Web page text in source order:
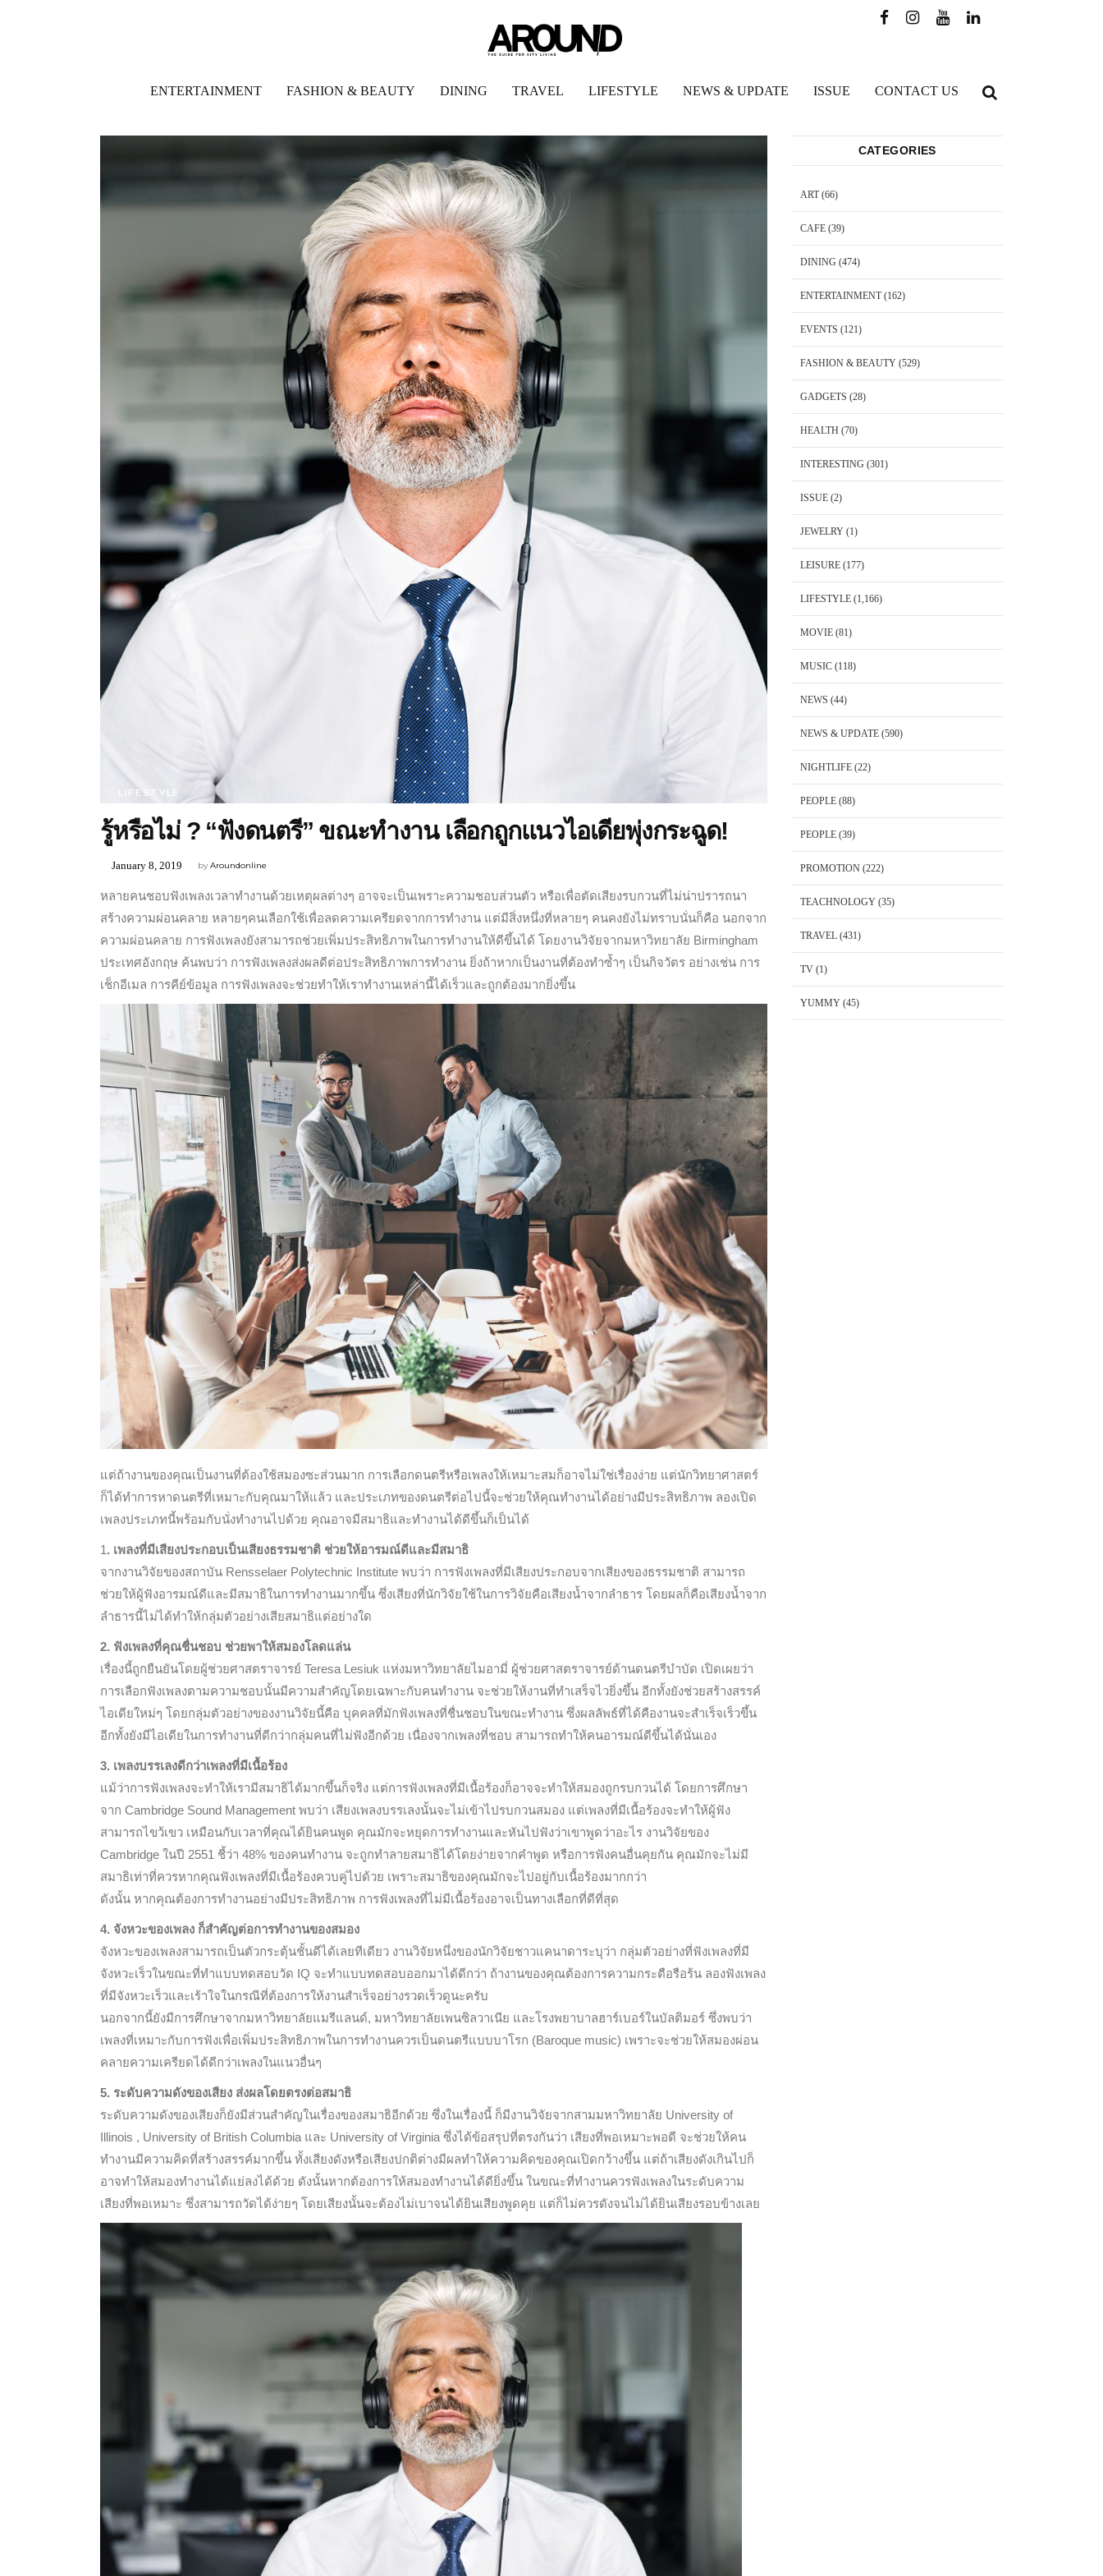
ENTERTAINMENT FASHION & BEAUTY DINING TRAVEL LIFESTYLE NEWS & UPDATE ISSUE CONTACT US
LIFESTYLE
รู้หรือไม่ ? “ฟังดนตรี” ขณะทำงาน เลือกถูกแนวไอเดียพุ่งกระฉูด!
byAroundonline
January 8, 2019
หลายคนชอบฟังเพลงเวลาทำงานด้วยเหตุผลต่างๆ อาจจะเป็นเพราะความชอบส่วนตัว หรือเพื่อตัดเสียงรบกวนที่ไม่น่าปรารถนา
สร้างความผ่อนคลาย หลายๆคนเลือกใช้เพื่อลดความเครียดจากการทำงาน แต่มีสิ่งหนึ่งที่หลายๆ คนคงยังไม่ทราบนั่นก็คือ นอกจาก
ความผ่อนคลาย การฟังเพลงยังสามารถช่วยเพิ่มประสิทธิภาพในการทำงานให้ดีขึ้นได้ โดยงานวิจัยจากมหาวิทยาลัย Birmingham
ประเทศอังกฤษ ค้นพบว่า การฟังเพลงส่งผลดีต่อประสิทธิภาพการทำงาน ยิ่งถ้าหากเป็นงานที่ต้องทำซ้ำๆ เป็นกิจวัตร อย่างเช่น การ
เช็กอีเมล การคีย์ข้อมูล การฟังเพลงจะช่วยทำให้เราทำงานเหล่านี้ได้เร็วและถูกต้องมากยิ่งขึ้น
แต่ถ้างานของคุณเป็นงานที่ต้องใช้สมองซะส่วนมาก การเลือกดนตรีหรือเพลงให้เหมาะสมก็อาจไม่ใช่เรื่องง่าย แต่นักวิทยาศาสตร์
ก็ได้ทำการหาดนตรีที่เหมาะกับคุณมาให้แล้ว และประเภทของดนตรีต่อไปนี้จะช่วยให้คุณทำงานได้อย่างมีประสิทธิภาพ ลองเปิด
เพลงประเภทนี้พร้อมกับนั่งทำงานไปด้วย คุณอาจมีสมาธิและทำงานได้ดีขึ้นก็เป็นได้
1. เพลงที่มีเสียงประกอบเป็นเสียงธรรมชาติ ช่วยให้อารมณ์ดีและมีสมาธิ
จากงานวิจัยของสถาบัน Rensselaer Polytechnic Institute พบว่า การฟังเพลงที่มีเสียงประกอบจากเสียงของธรรมชาติ สามารถ
ช่วยให้ผู้ฟังอารมณ์ดีและมีสมาธิในการทำงานมากขึ้น ซึ่งเสียงที่นักวิจัยใช้ในการวิจัยคือเสียงน้ำจากลำธาร โดยผลก็คือเสียงน้ำจาก
ลำธารนี้ไม่ได้ทำให้กลุ่มตัวอย่างเสียสมาธิแต่อย่างใด
2. ฟังเพลงที่คุณชื่นชอบ ช่วยพาให้สมองโลดแล่น
เรื่องนี้ถูกยืนยันโดยผู้ช่วยศาสตราจารย์ Teresa Lesiuk แห่งมหาวิทยาลัยไมอามี่ ผู้ช่วยศาสตราจารย์ด้านดนตรีบำบัด เปิดเผยว่า
การเลือกฟังเพลงตามความชอบนั้นมีความสำคัญโดยเฉพาะกับคนทำงาน จะช่วยให้งานที่ทำเสร็จไวยิ่งขึ้น อีกทั้งยังช่วยสร้างสรรค์
ไอเดียใหม่ๆ โดยกลุ่มตัวอย่างของงานวิจัยนี้คือ บุคคลที่มักฟังเพลงที่ชื่นชอบในขณะทำงาน ซึ่งผลลัพธ์ที่ได้คืองานจะสำเร็จเร็วขึ้น
อีกทั้งยังมีไอเดียในการทำงานที่ดีกว่ากลุ่มคนที่ไม่ฟังอีกด้วย เนื่องจากเพลงที่ชอบ สามารถทำให้คนอารมณ์ดีขึ้นได้นั่นเอง
3. เพลงบรรเลงดีกว่าเพลงที่มีเนื้อร้อง
แม้ว่าการฟังเพลงจะทำให้เรามีสมาธิได้มากขึ้นก็จริง แต่การฟังเพลงที่มีเนื้อร้องก็อาจจะทำให้สมองถูกรบกวนได้ โดยการศึกษา
จาก Cambridge Sound Management พบว่า เสียงเพลงบรรเลงนั้นจะไม่เข้าไปรบกวนสมอง แต่เพลงที่มีเนื้อร้องจะทำให้ผู้ฟัง
สามารถไขว้เขว เหมือนกับเวลาที่คุณได้ยินคนพูด คุณมักจะหยุดการทำงานและหันไปฟังว่าเขาพูดว่าอะไร งานวิจัยของ
Cambridge ในปี 2551 ชี้ว่า 48% ของคนทำงาน จะถูกทำลายสมาธิได้โดยง่ายจากคำพูด หรือการฟังคนอื่นคุยกัน คุณมักจะไม่มี
สมาธิเท่าที่ควรหากคุณฟังเพลงที่มีเนื้อร้องควบคู่ไปด้วย เพราะสมาธิของคุณมักจะไปอยู่กับเนื้อร้องมากกว่า
ดังนั้น หากคุณต้องการทำงานอย่างมีประสิทธิภาพ การฟังเพลงที่ไม่มีเนื้อร้องอาจเป็นทางเลือกที่ดีที่สุด
4. จังหวะของเพลง ก็สำคัญต่อการทำงานของสมอง
จังหวะของเพลงสามารถเป็นตัวกระตุ้นชั้นดีได้เลยทีเดียว งานวิจัยหนึ่งของนักวิจัยชาวแคนาดาระบุว่า กลุ่มตัวอย่างที่ฟังเพลงที่มี
จังหวะเร็วในขณะที่ทำแบบทดสอบวัด IQ จะทำแบบทดสอบออกมาได้ดีกว่า ถ้างานของคุณต้องการความกระตือรือร้น ลองฟังเพลง
ที่มีจังหวะเร็วและเร้าใจในกรณีที่ต้องการให้งานสำเร็จอย่างรวดเร็วดูนะครับ
นอกจากนี้ยังมีการศึกษาจากมหาวิทยาลัยแมรีแลนด์, มหาวิทยาลัยเพนซิลวาเนีย และโรงพยาบาลฮาร์เบอร์ในบัลติมอร์ ซึ่งพบว่า
เพลงที่เหมาะกับการฟังเพื่อเพิ่มประสิทธิภาพในการทำงานควรเป็นดนตรีแบบบาโรก (Baroque music) เพราะจะช่วยให้สมองผ่อน
คลายความเครียดได้ดีกว่าเพลงในแนวอื่นๆ
5. ระดับความดังของเสียง ส่งผลโดยตรงต่อสมาธิ
ระดับความดังของเสียงก็ยังมีส่วนสำคัญในเรื่องของสมาธิอีกด้วย ซึ่งในเรื่องนี้ ก็มีงานวิจัยจากสามมหาวิทยาลัย University of
Illinois , University of British Columbia และ University of Virginia ซึ่งได้ข้อสรุปที่ตรงกันว่า เสียงที่พอเหมาะพอดี จะช่วยให้คน
ทำงานมีความคิดที่สร้างสรรค์มากขึ้น ทั้งเสียงดังหรือเสียงปกติต่างมีผลทำให้ความคิดของคุณเปิดกว้างขึ้น แต่ถ้าเสียงดังเกินไปก็
อาจทำให้สมองทำงานได้แย่ลงได้ด้วย ดังนั้นหากต้องการให้สมองทำงานได้ดียิ่งขึ้น ในขณะที่ทำงานควรฟังเพลงในระดับความ
เสียงที่พอเหมาะ ซึ่งสามารถวัดได้ง่ายๆ โดยเสียงนั้นจะต้องไม่เบาจนได้ยินเสียงพูดคุย แต่ก็ไม่ควรดังจนไม่ได้ยินเสียงรอบข้างเลย
CATEGORIES
ART(66)
CAFE(39)
DINING (474)
ENTERTAINMENT(162)
EVENTS (121)
FASHION & BEAUTY(529)
GADGETS (28)
HEALTH (70)
INTERESTING (301)
ISSUE(2)
JEWELRY(1)
LEISURE(177)
LIFESTYLE(1,166)
MOVIE(81)
MUSIC(118)
NEWS (44)
NEWS & UPDATE(590)
NIGHTLIFE(22)
PEOPLE(88)
PEOPLE(39)
PROMOTION(222)
TEACHNOLOGY(35)
TRAVEL(431)
TV(1)
YUMMY(45)